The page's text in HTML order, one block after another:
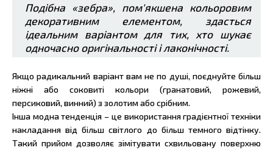
Подібна «зебра», пом'якшена кольоровим
декоративним елементом, здасться
ідеальним варіантом для тих, хто шукає
одночасно оригінальності і лаконічності.
Якщо радикальний варіант вам не по душі, поєднуйте більш
ніжні або соковиті кольори (гранатовий, рожевий,
персиковий, винний) з золотим або срібним.
Інша модна тенденція – це використання градієнтної техніки
накладання від більш світлого до більш темного відтінку.
Такий прийом дозволяє зімітувати схвильовану поверхню